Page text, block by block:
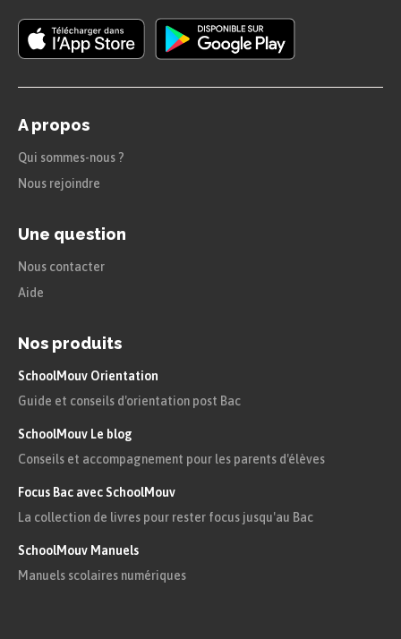
A propos
Qui sommes-nous ?
Nous rejoindre
Une question
Nous contacter
Aide
Nos produits
SchoolMouv Orientation
Guide et conseils d'orientation post Bac
SchoolMouv Le blog
Conseils et accompagnement pour les parents d'élèves
Focus Bac avec SchoolMouv
La collection de livres pour rester focus jusqu'au Bac
SchoolMouv Manuels
Manuels scolaires numériques